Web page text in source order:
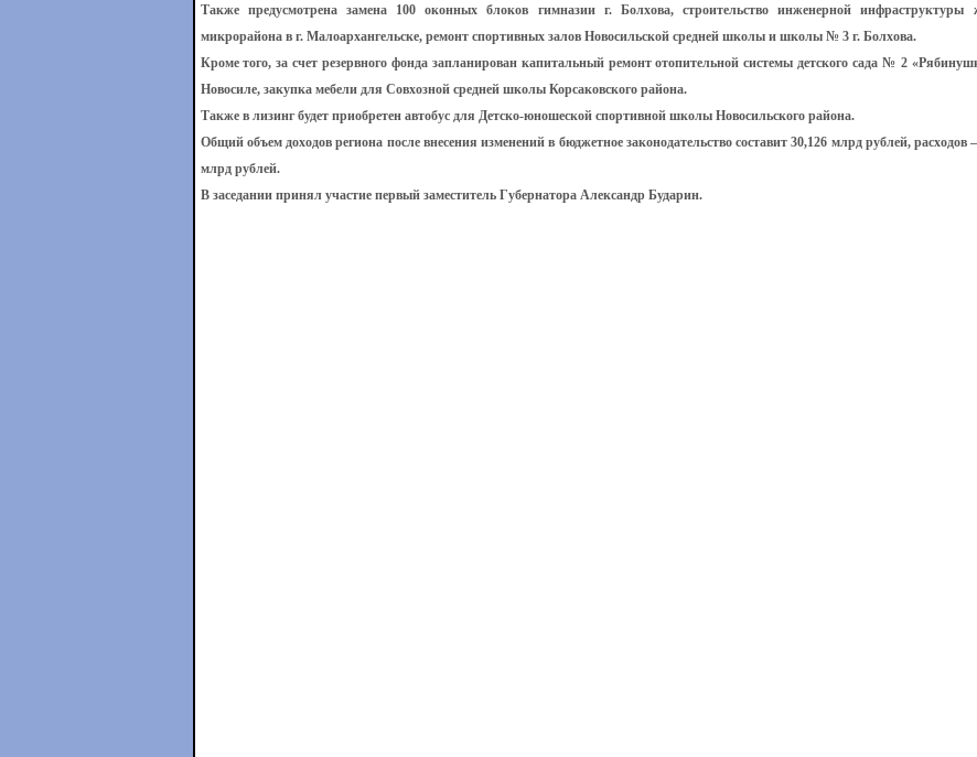
Также предусмотрена замена 100 оконных блоков гимназии г. Болхова, строительство инженерной инфраструктуры
микрорайона в г. Малоархангельске, ремонт спортивных залов Новосильской средней школы и школы № 3 г. Болхова.
Кроме того, за счет резервного фонда запланирован капитальный ремонт отопительной системы детского сада № 2
Новосиле, закупка мебели для Совхозной средней школы Корсаковского района.
Также в лизинг будет приобретен автобус для Детско-юношеской спортивной школы Новосильского района.
Общий объем доходов региона после внесения изменений в бюджетное законодательство составит 30,126 млрд рублей, расходов
млрд рублей.
В заседании принял участие первый заместитель Губернатора Александр Бударин.